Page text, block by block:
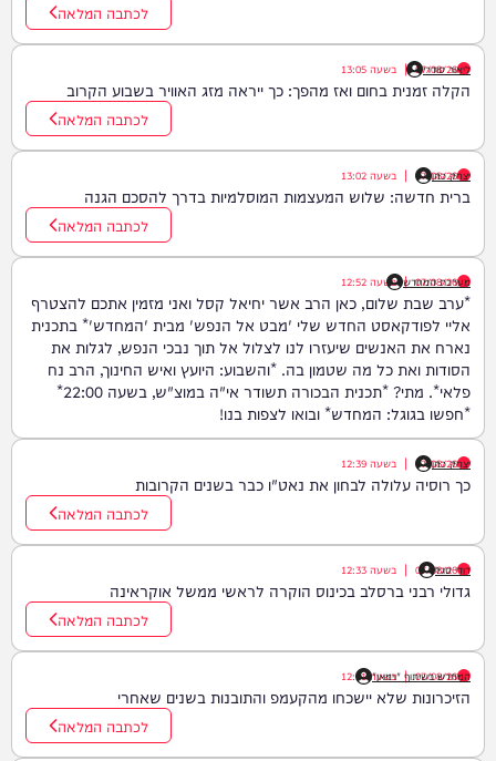
לכתבה המלאה
ליאור סודרי
07/08/26
| בשעה 13:05
הקלה זמנית בחום ואז מהפך: כך ייראה מזג האוויר בשבוע הקרוב
לכתבה המלאה
יצחק כהן
07/08/26
| בשעה 13:02
ברית חדשה: שלוש המעצמות המוסלמיות בדרך להסכם הגנה
לכתבה המלאה
מערכת המחדש
07/08/26
| בשעה 12:52
*ערב שבת שלום, כאן הרב אשר יחיאל קסל ואני מזמין אתכם להצטרף
אליי לפודקאסט החדש שלי 'מבט אל הנפש' מבית 'המחדש'* בתכנית
נארח את האנשים שיעזרו לנו לצלול אל תוך נבכי הנפש, לגלות את
הסודות ואת כל מה שטמון בה. *והשבוע: היועץ ואיש החינוך, הרב נח
פלאי*. מתי? *תכנית הבכורה תשודר אי"ה במוצ"ש, בשעה 22:00*
*חפשו בגוגל: המחדש* ובואו לצפות בנו!
יצחק כהן
07/08/26
| בשעה 12:39
כך רוסיה עלולה לבחון את נאט"ו כבר בשנים הקרובות
לכתבה המלאה
דודי סגל
07/08/26
| בשעה 12:33
גדולי רבני ברסלב בכינוס הוקרה לראשי ממשל אוקראינה
לכתבה המלאה
המחדש בשיתוף "וימאן"
07/08/26
| בשעה12:21
הזיכרונות שלא יישכחו מהקעמפ והתובנות בשנים שאחרי
לכתבה המלאה